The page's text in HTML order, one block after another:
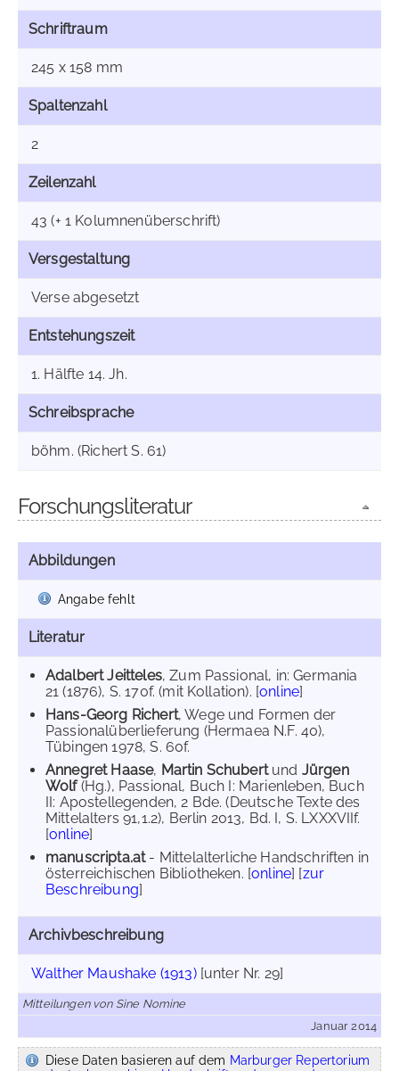
Schriftraum
245 x 158 mm
Spaltenzahl
2
Zeilenzahl
43 (+ 1 Kolumnenüberschrift)
Versgestaltung
Verse abgesetzt
Entstehungszeit
1. Hälfte 14. Jh.
Schreibsprache
böhm. (Richert S. 61)
Forschungsliteratur
Abbildungen
Angabe fehlt
Literatur
Adalbert Jeitteles, Zum Passional, in: Germania
21 (1876), S. 170f. (mit Kollation). [online]
Hans-Georg Richert, Wege und Formen der
Passionalüberlieferung (Hermaea N.F. 40),
Tübingen 1978, S. 60f.
Annegret Haase, Martin Schubertund Jürgen
Wolf(Hg.), Passional, Buch I: Marienleben, Buch
II: Apostellegenden, 2 Bde. (Deutsche Texte des
Mittelalters 91,1.2), Berlin 2013, Bd. I, S. LXXXVIIf.
[online]
manuscripta.at- Mittelalterliche Handschriften in
österreichischen Bibliotheken. [online] [zur
Beschreibung]
Archivbeschreibung
Walther Maushake (1913)[unter Nr. 29]
Mitteilungen von Sine Nomine
Januar 2014
Diese Daten basieren auf dem Marburger Repertorium